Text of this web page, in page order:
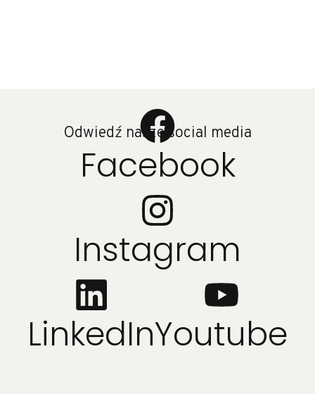
Odwiedź nasze social media
Facebook
Instagram
LinkedInYoutube